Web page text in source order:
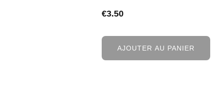
€3.50
AJOUTER AU PANIER